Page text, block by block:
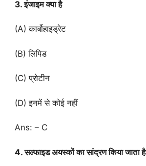
3. इंजाइम क्या है
(A) कार्बोहाइड्रेट
(B) लिपिड
(C) प्रोटीन
(D) इनमें से कोई नहीं
Ans: – C
4. सल्फाइड अयस्कों का सांद्रण किया जाता है